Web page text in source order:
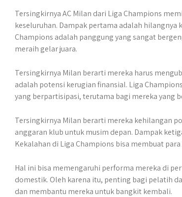
Tersingkirnya AC Milan dari Liga Champions
keseluruhan. Dampak pertama adalah
Champions adalah panggung yang sangat
meraih gelar juara.
Tersingkirnya Milan berarti mereka harus
adalah potensi kerugian finansial. Liga
yang berpartisipasi, terutama bagi mereka yang
Tersingkirnya Milan berarti mereka kehilangan
anggaran klub untuk musim depan. Dampak
Kekalahan di Liga Champions bisa membuat
Hal ini bisa memengaruhi performa mereka di
domestik. Oleh karena itu, penting bagi pelatih
dan membantu mereka untuk bangkit kembali.